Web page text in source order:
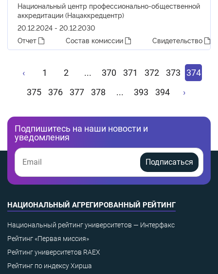
Национальный центр профессионально-общественной
аккредитации (Нацаккредцентр)
20.12.2024 - 20.12.2030
Отчет
Состав комиссии Свидетельство
‹ 1 2 ... 370 371 372 373
374
375
376 377 378 ... 393 394 ›
Подпишитесь на наши новости и
уведомления
Подписаться
НАЦИОНАЛЬНЫЙ АГРЕГИРОВАННЫЙ РЕЙТИНГ
Национальный рейтинг университетов — Интерфакс
Рейтинг «Первая миссия»
Рейтинг университетов RAEX
Рейтинг по индексу Хирша